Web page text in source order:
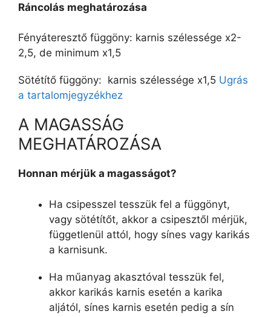
Ráncolás meghatározása
Fényáteresztő függöny: karnis szélessége x2-
2,5, de minimum x1,5
Sötétítő függöny: karnis szélessége x1,5 Ugrás
a tartalomjegyzékhez
A MAGASSÁG
MEGHATÁROZÁSA
Honnan mérjük a magasságot?
Ha csipesszel tesszük fel a függönyt,
vagy sötétítőt, akkor a csipesztől mérjük,
függetlenül attól, hogy sínes vagy karikás
a karnisunk.
Ha műanyag akasztóval tesszük fel,
akkor karikás karnis esetén a karika
aljától, sínes karnis esetén pedig a sín